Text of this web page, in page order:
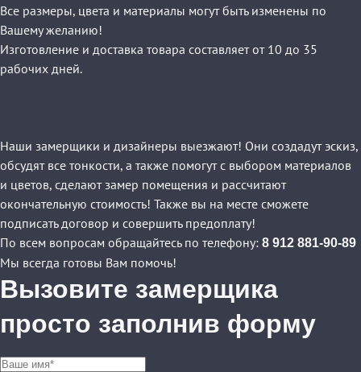
Все размеры, цвета и материалы могут быть изменены по
Вашему желанию!
Изготовление и доставка товара составляет от 10 до 35
рабочих дней.
Наши замерщики и дизайнеры выезжают! Они создадут эскиз,
обсудят все тонкости, а также помогут с выбором материалов
и цветов, сделают замер помещения и рассчитают
окончательную стоимость! Также вы на месте сможете
подписать договор и совершить предоплату!
По всем вопросам обращайтесь по телефону: 8 912 881-90-89
Мы всегда готовы Вам помочь!
Вызовите замерщика
просто заполнив форму